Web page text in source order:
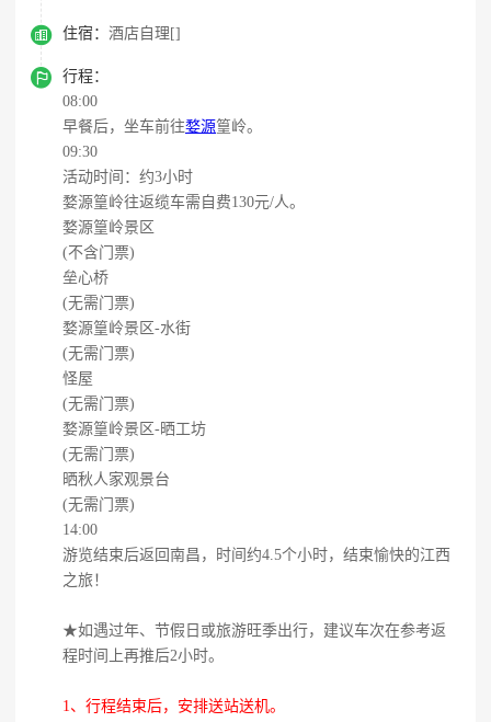
 住宿： 酒店自理[]

行程：
08:00
早餐后，坐车前往婺源篁岭。
09:30
活动时间：约3小时
婺源篁岭往返缆车需自费130元/人。
婺源篁岭景区
(不含门票)
垒心桥
(无需门票)
婺源篁岭景区-水街
(无需门票)
怪屋
(无需门票)
婺源篁岭景区-晒工坊
(无需门票)
晒秋人家观景台
(无需门票)
14:00
游览结束后返回南昌，时间约4.5个小时，结束愉快的江西
之旅！
★如遇过年、节假日或旅游旺季出行，建议车次在参考返
程时间上再推后2小时。
1、行程结束后，安排送站送机。